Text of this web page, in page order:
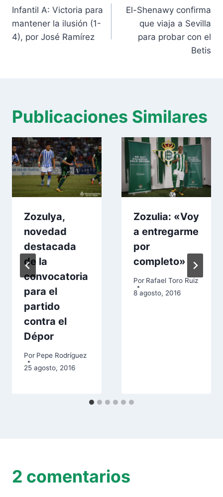
de
entradas
Infantil A: Victoria para
mantener la ilusión (1-
4), por José Ramírez
El-Shenawy confirma
que viaja a Sevilla
para probar con el
Betis
Publicaciones Similares
Zozulya,
novedad
destacada
de la
convocatoria
para el
partido
contra el
Dépor
Por Pepe Rodríguez
25 agosto, 2016
Zozulia: «Voy
a entregarme
por
completo»
Por Rafael Toro Ruiz
8 agosto, 2016
2 comentarios